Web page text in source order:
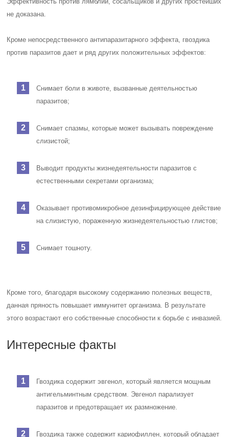
не доказана.
Кроме непосредственного антипаразитарного эффекта, гвоздика
против паразитов дает и ряд других положительных эффектов:
Снимает боли в животе, вызванные деятельностью
паразитов;
Снимает спазмы, которые может вызывать повреждение
слизистой;
Выводит продукты жизнедеятельности паразитов с
естественными секретами организма;
Оказывает противомикробное дезинфицирующее действие
на слизистую, пораженную жизнедеятельностью глистов;
Снимает тошноту.
Кроме того, благодаря высокому содержанию полезных веществ,
данная пряность повышает иммунитет организма. В результате
этого возрастают его собственные способности к борьбе с инвазией.
Интересные факты
Гвоздика содержит эвгенол, который является мощным
антигельминтным средством. Эвгенол парализует
паразитов и предотвращает их размножение.
Гвоздика также содержит кариофиллен, который обладает